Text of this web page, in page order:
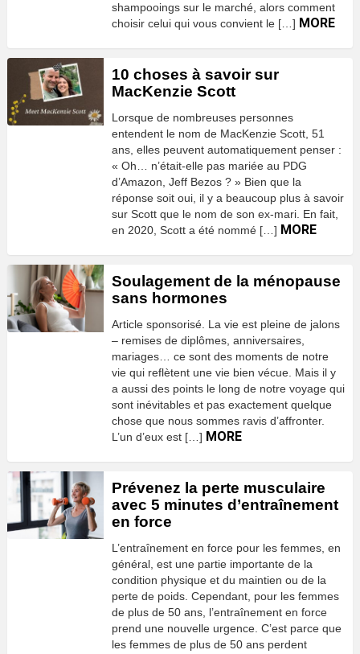
shampooings sur le marché, alors comment
choisir celui qui vous convient le […] MORE
10 choses à savoir sur
MacKenzie Scott
Lorsque de nombreuses personnes
entendent le nom de MacKenzie Scott, 51
ans, elles peuvent automatiquement penser :
« Oh… n’était-elle pas mariée au PDG
d’Amazon, Jeff Bezos ? » Bien que la
réponse soit oui, il y a beaucoup plus à savoir
sur Scott que le nom de son ex-mari. En fait,
en 2020, Scott a été nommé […] MORE
Soulagement de la ménopause
sans hormones
Article sponsorisé. La vie est pleine de jalons
– remises de diplômes, anniversaires,
mariages… ce sont des moments de notre
vie qui reflètent une vie bien vécue. Mais il y
a aussi des points le long de notre voyage qui
sont inévitables et pas exactement quelque
chose que nous sommes ravis d’affronter.
L’un d’eux est […] MORE
Prévenez la perte musculaire
avec 5 minutes d’entraînement
en force
L’entraînement en force pour les femmes, en
général, est une partie importante de la
condition physique et du maintien ou de la
perte de poids. Cependant, pour les femmes
de plus de 50 ans, l’entraînement en force
prend une nouvelle urgence. C’est parce que
les femmes de plus de 50 ans perdent